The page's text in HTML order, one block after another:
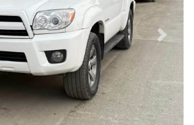
Next